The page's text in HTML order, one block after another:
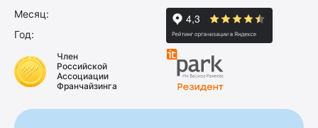
Месяц:
Год:
Член
Российской
Ассоциации
Франчайзинга